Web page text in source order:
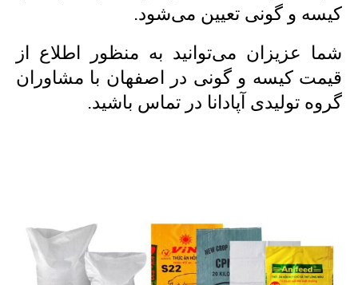
کیسه و گونی تعیین می‌شود.
شما عزیزان می‌توانید به منظور اطلاع از
قیمت کیسه و گونی در اصفهان با مشاوران
گروه تولیدی آپادانا در تماس باشید.